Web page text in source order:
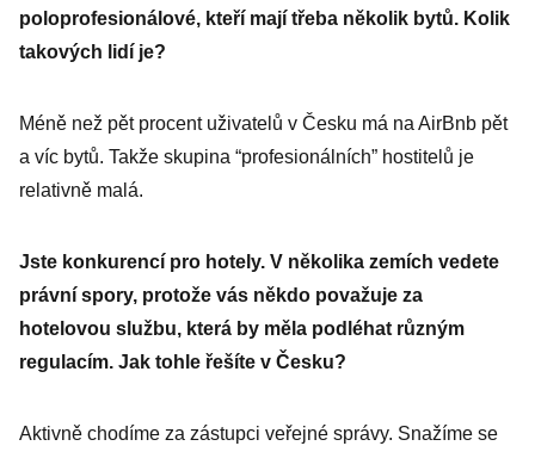
poloprofesionálové, kteří mají třeba několik bytů. Kolik
takových lidí je?
Méně než pět procent uživatelů v Česku má na AirBnb pět
a víc bytů. Takže skupina “profesionálních” hostitelů je
relativně malá.
Jste konkurencí pro hotely. V několika zemích vedete
právní spory, protože vás někdo považuje za
hotelovou službu, která by měla podléhat různým
regulacím. Jak tohle řešíte v Česku?
Aktivně chodíme za zástupci veřejné správy. Snažíme se